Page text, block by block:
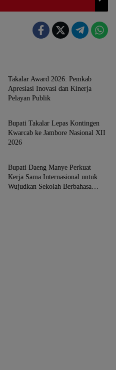
Takalar Award 2026: Pemkab
Apresiasi Inovasi dan Kinerja
Pelayan Publik
TAKALAR
Bupati Takalar Lepas Kontingen
Kwarcab ke Jambore Nasional XII
2026TAKALAR
Bupati Daeng Manye Perkuat
Kerja Sama Internasional untuk
Wujudkan Sekolah Berbahasa